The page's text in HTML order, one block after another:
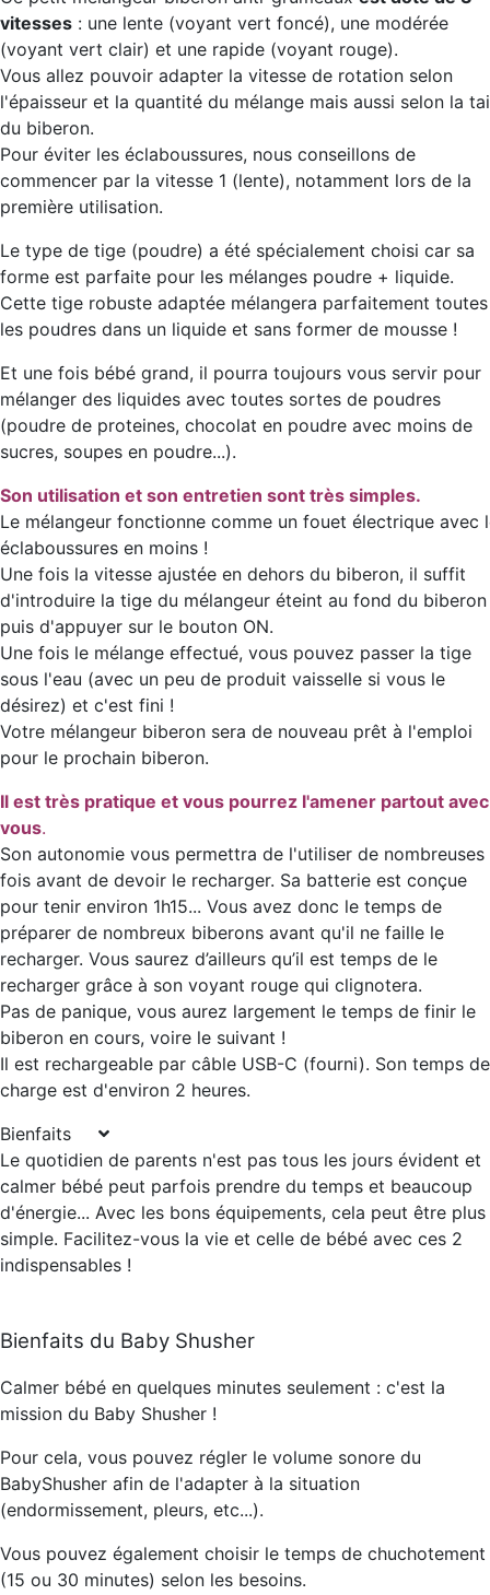
vitesses : une lente (voyant vert foncé), une modérée
(voyant vert clair) et une rapide (voyant rouge).
Vous allez pouvoir adapter la vitesse de rotation selon
l'épaisseur et la quantité du mélange mais aussi selon la
du biberon.
Pour éviter les éclaboussures, nous conseillons de
commencer par la vitesse 1 (lente), notamment lors de la
première utilisation.
Le type de tige (poudre) a été spécialement choisi car sa
forme est parfaite pour les mélanges poudre + liquide.
Cette tige robuste adaptée mélangera parfaitement toutes
les poudres dans un liquide et sans former de mousse !
Et une fois bébé grand, il pourra toujours vous servir pour
mélanger des liquides avec toutes sortes de poudres
(poudre de proteines, chocolat en poudre avec moins de
sucres, soupes en poudre...).
Son utilisation et son entretien sont très simples.
Le mélangeur fonctionne comme un fouet électrique avec
éclaboussures en moins !
Une fois la vitesse ajustée en dehors du biberon, il suffit
d'introduire la tige du mélangeur éteint au fond du biberon
puis d'appuyer sur le bouton ON.
Une fois le mélange effectué, vous pouvez passer la tige
sous l'eau (avec un peu de produit vaisselle si vous le
désirez) et c'est fini !
Votre mélangeur biberon sera de nouveau prêt à l'emploi
pour le prochain biberon.
Il est très pratique et vous pourrez l'amener partout avec
vous.
Son autonomie vous permettra de l'utiliser de nombreuses
fois avant de devoir le recharger. Sa batterie est conçue
pour tenir environ 1h15... Vous avez donc le temps de
préparer de nombreux biberons avant qu'il ne faille le
recharger. Vous saurez d’ailleurs qu’il est temps de le
recharger grâce à son voyant rouge qui clignotera.
Pas de panique, vous aurez largement le temps de finir le
biberon en cours, voire le suivant !
Il est rechargeable par câble USB-C (fourni). Son temps de
charge est d'environ 2 heures.
Bienfaits
Le quotidien de parents n'est pas tous les jours évident et
calmer bébé peut parfois prendre du temps et beaucoup
d'énergie... Avec les bons équipements, cela peut être plus
simple. Facilitez-vous la vie et celle de bébé avec ces 2
indispensables !
Bienfaits du Baby Shusher
Calmer bébé en quelques minutes seulement : c'est la
mission du Baby Shusher !
Pour cela, vous pouvez régler le volume sonore du
BabyShusher afin de l'adapter à la situation
(endormissement, pleurs, etc...).
Vous pouvez également choisir le temps de chuchotement
(15 ou 30 minutes) selon les besoins.